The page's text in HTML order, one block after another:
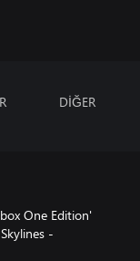
DİĞER
One Edition'
-